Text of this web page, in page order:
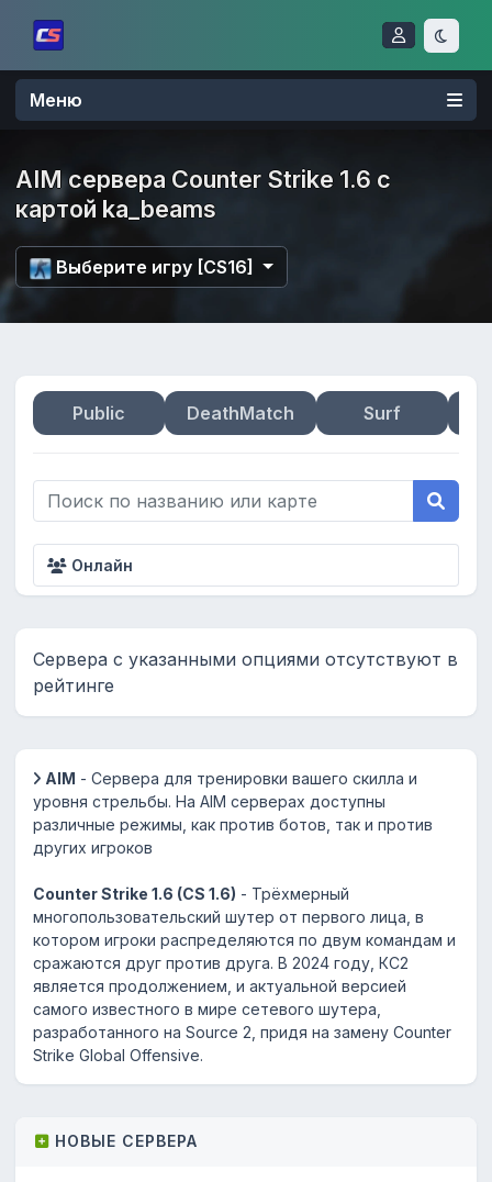
Меню
AIM сервера Counter Strike 1.6 с
картой ka_beams
Выберите игру [CS16]
Public DeathMatch Surf
Онлайн
Сервера с указанными опциями отсутствуют в
рейтинге
AIM - Сервера для тренировки вашего скилла и
уровня стрельбы. На AIM серверах доступны
различные режимы, как против ботов, так и против
других игроков
Counter Strike 1.6 (CS 1.6) - Трёхмерный
многопользовательский шутер от первого лица, в
котором игроки распределяются по двум командам и
сражаются друг против друга. В 2024 году, КС2
является продолжением, и актуальной версией
самого известного в мире сетевого шутера,
разработанного на Source 2, придя на замену Counter
Strike Global Offensive.
НОВЫЕ СЕРВЕРА